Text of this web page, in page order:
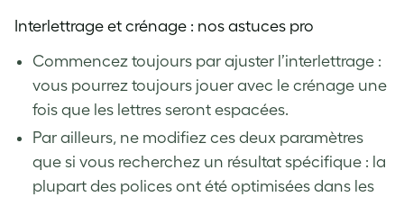
Interlettrage et crénage : nos astuces pro
Commencez toujours par ajuster l’interlettrage :
vous pourrez toujours jouer avec le crénage une
fois que les lettres seront espacées.
Par ailleurs, ne modifiez ces deux paramètres
que si vous recherchez un résultat spécifique : la
plupart des polices ont été optimisées dans les